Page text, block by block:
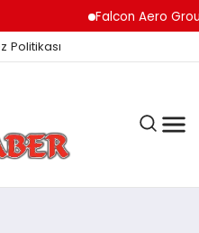
Falcon Aero Group,
Politikası